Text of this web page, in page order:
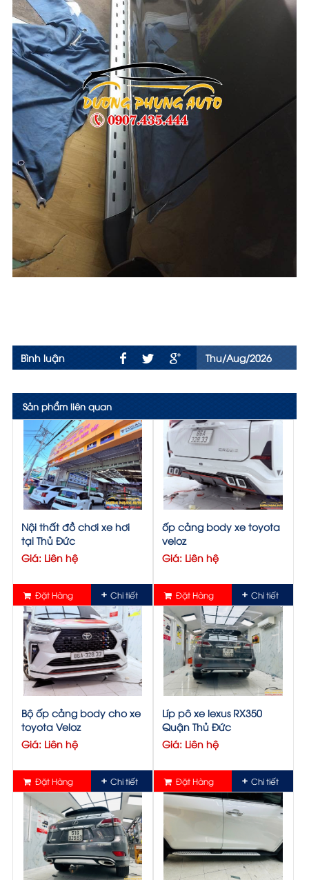
Bình luận Thu/Aug/2026
Sản phẩm liên quan
Nội thất đồ chơi xe hơi
tại Thủ Đức
Giá: Liên hệ
Đặt Hàng Chi tiết
ốp cảng body xe toyota
veloz
Giá: Liên hệ
Đặt Hàng Chi tiết
Bộ ốp cảng body cho xe
toyota Veloz
Giá: Liên hệ
Đặt Hàng Chi tiết
Líp pô xe lexus RX350
Quận Thủ Đức
Giá: Liên hệ
Đặt Hàng Chi tiết